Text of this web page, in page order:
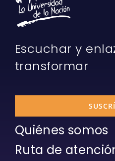
Escuchar y
transformar
Quiénes somos
Ruta de